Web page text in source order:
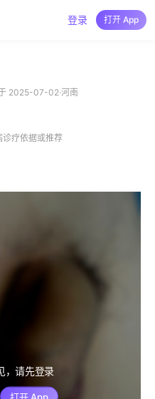
登录 打开 App
2025-07-02·河南
疗依据或推荐
，请先登录
打开 App